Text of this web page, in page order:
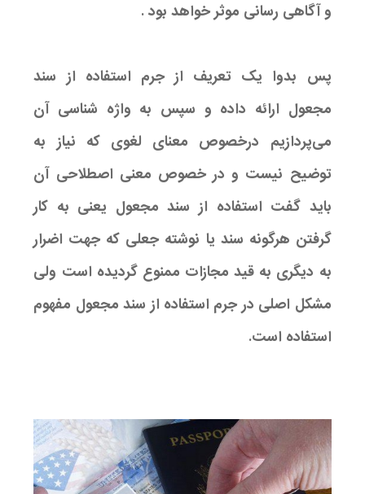
و آگاهی رسانی موثر خواهد بود .
پس بدوا یک تعریف از جرم استفاده از سند
مجعول ارائه داده و سپس به واژه شناسی آن
می‌پردازیم درخصوص معنای لغوی که نیاز به
توضیح نیست و در خصوص معنی اصطلاحی آن
باید گفت استفاده از سند مجعول یعنی به کار
گرفتن هرگونه سند یا نوشته جعلی که جهت اضرار
به دیگری به قید مجازات ممنوع گردیده است ولی
مشکل اصلی در جرم استفاده از سند مجعول مفهوم
استفاده است.